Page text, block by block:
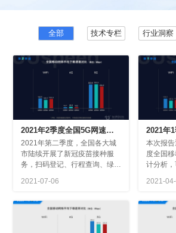
全部 技术专栏 行业洞察
测报告
前景充满期待。
2021-07-06
测报告
23.5Mbps
2021-